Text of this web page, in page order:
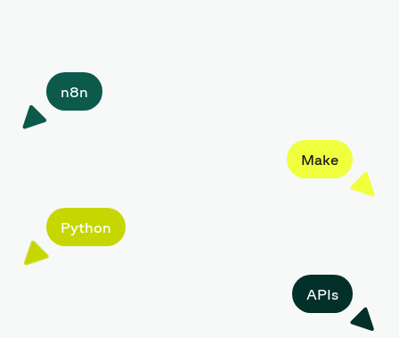
n8n
Make
Python
APIs